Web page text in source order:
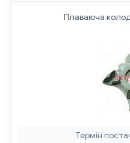
Плаваюча
Термін